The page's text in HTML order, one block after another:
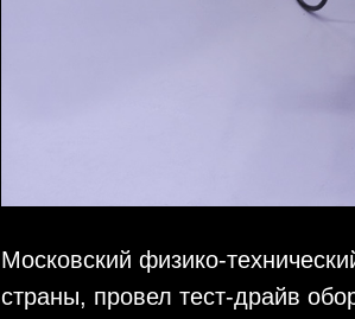
Московский физико-
страны, провел тест-драйв